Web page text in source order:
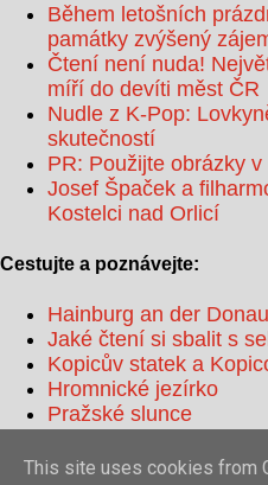
Během letošních
památky zvýšený
Čtení není nuda!
míří do devíti měst ČR
Nudle z K-Pop:
skutečností
PR: Použijte obrázky
Josef Špaček a
Kostelci nad Orlicí
Cestujte a poznávejte:
Hainburg an der
Jaké čtení si sbalit s
Kopicův statek a
Hromnické jezírko
Pražské slunce
This site uses cookies from